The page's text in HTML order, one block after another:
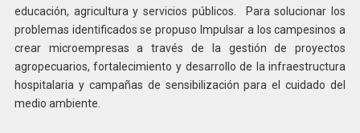
educación, agricultura y servicios públicos. Para solucionar los
problemas identificados se propuso Impulsar a los campesinos a
crear microempresas a través de la gestión de proyectos
agropecuarios, fortalecimiento y desarrollo de la infraestructura
hospitalaria y campañas de sensibilización para el cuidado del
medio ambiente.